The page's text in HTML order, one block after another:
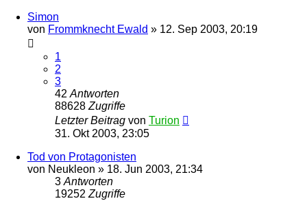
Simon
von Frommknecht Ewald » 12. Sep 2003, 20:19
1
2
3
42 Antworten
88628 Zugriffe
Letzter Beitrag von Turion
31. Okt 2003, 23:05
Tod von Protagonisten
von Neukleon » 18. Jun 2003, 21:34
3 Antworten
19252 Zugriffe